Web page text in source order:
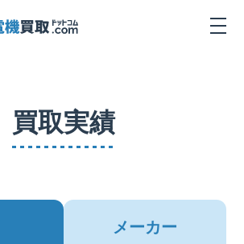
買取実績
メーカー